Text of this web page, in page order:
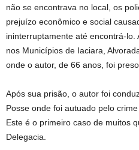
não se encontrava no local, os
prejuízo econômico e social
ininterruptamente até encontrá-lo.
nos Municípios de Iaciara,
onde o autor, de 66 anos, foi
Após sua prisão, o autor foi
Posse onde foi autuado pelo
Este é o primeiro caso de muitos
Delegacia.